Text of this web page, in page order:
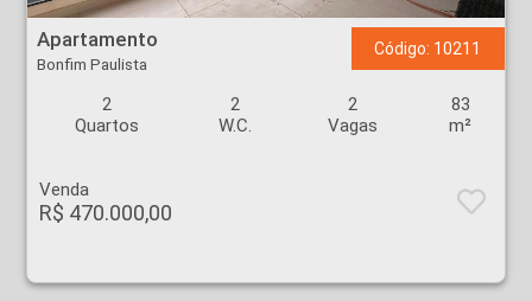
Apartamento - Bonfim Paulista - Ribeirão Preto
Apartamento
Bonfim Paulista
Código: 10211
2
Quartos
2
W.C.
2
Vagas
83
m²
Venda
R$ 470.000,00